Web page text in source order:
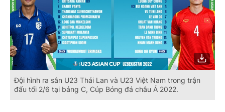
Đội hình ra sân U23 Thái Lan và U23 Việt Nam trong trận
đấu tối 2/6 tại bảng C, Cúp Bóng đá châu Á 2022.